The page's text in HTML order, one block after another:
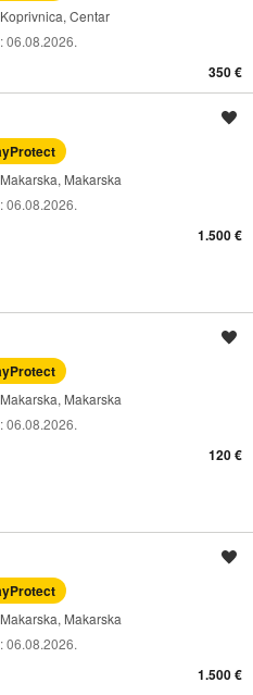
Koprivnica, Centar
06.08.2026.
350 €
Makarska, Makarska
06.08.2026.
1.500 €
Makarska, Makarska
06.08.2026.
120 €
Makarska, Makarska
06.08.2026.
1.500 €